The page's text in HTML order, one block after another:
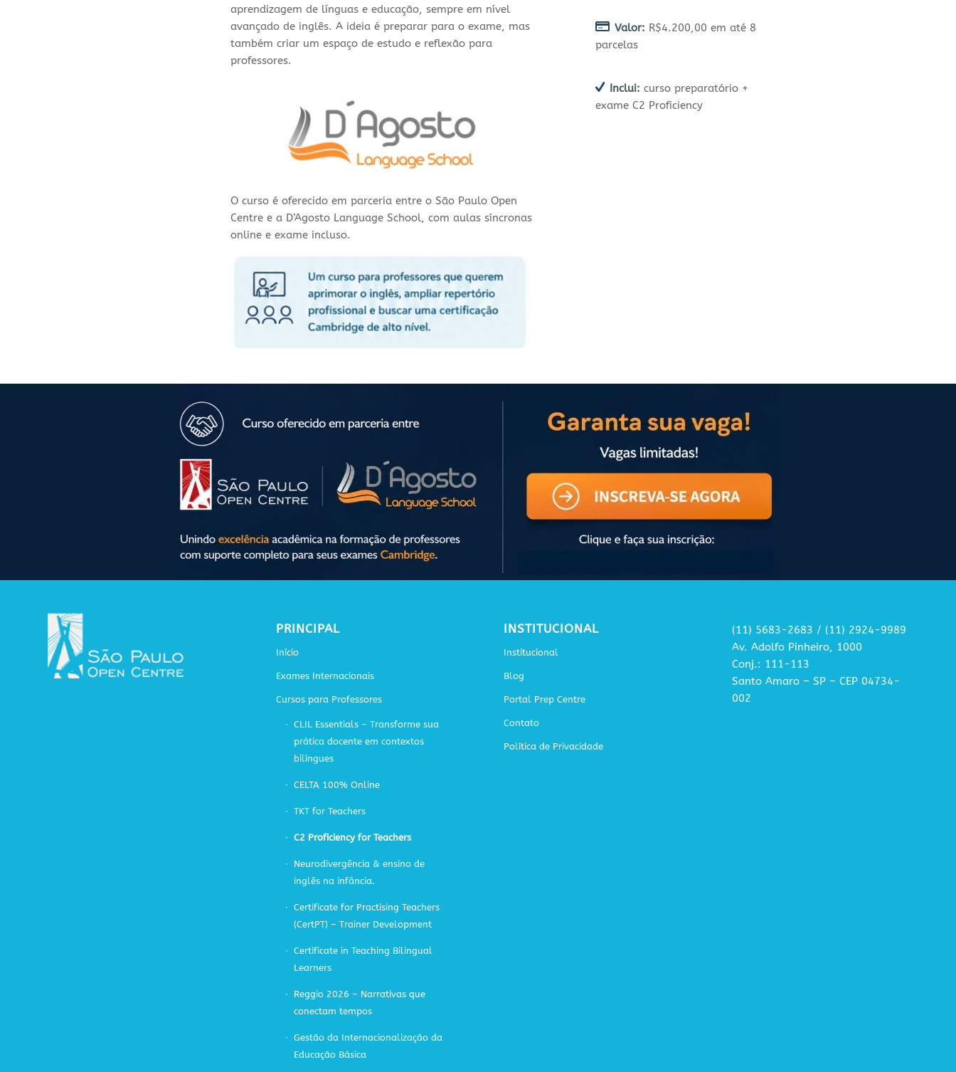
aprendizagem de línguas e educação, sempre em nível
avançado de inglês. A ideia é preparar para o exame, mas
também criar um espaço de estudo e reflexão para
professores.
O curso é oferecido em parceria entre o São Paulo Open
Centre e a D’Agosto Language School, com aulas síncronas
online e exame incluso.
Valor: R$4.200,00 em até 8
parcelas
Inclui: curso preparatório +
exame C2 Proficiency
PRINCIPAL
Início
Exames Internacionais
Cursos para Professores
CLIL Essentials – Transforme sua
prática docente em contextos
bilíngues
CELTA 100% Online
TKT for Teachers
C2 Proficiency for Teachers
Neurodivergência & ensino de
inglês na infância.
Certificate for Practising Teachers
(CertPT) – Trainer Development
Certificate in Teaching Bilingual
Learners
Reggio 2026 – Narrativas que
conectam tempos
Gestão da Internacionalização da
Educação Básica
INSTITUCIONAL
Institucional
Blog
Portal Prep Centre
Contato
Política de Privacidade
(11) 5683-2683 / (11) 2924-9989
Av. Adolfo Pinheiro, 1000
Conj.: 111-113
Santo Amaro – SP – CEP 04734-
002